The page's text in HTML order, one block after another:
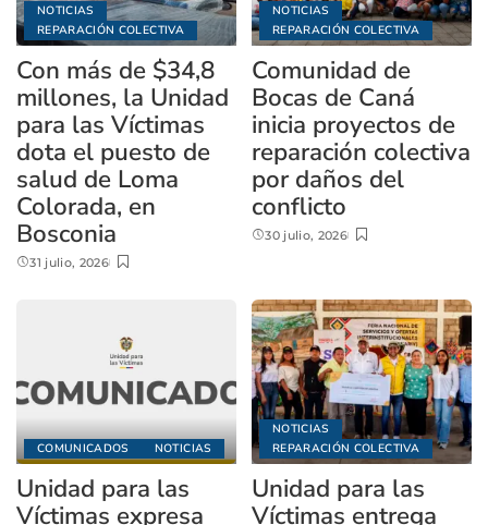
NOTICIAS
REPARACIÓN COLECTIVA
Con más de $34,8
millones, la Unidad
para las Víctimas
dota el puesto de
salud de Loma
Colorada, en
Bosconia
31 julio, 2026
NOTICIAS
REPARACIÓN COLECTIVA
Comunidad de
Bocas de Caná
inicia proyectos de
reparación colectiva
por daños del
conflicto
30 julio, 2026
COMUNICADOS NOTICIAS
Unidad para las
Víctimas expresa
NOTICIAS
REPARACIÓN COLECTIVA
Unidad para las
Víctimas entrega